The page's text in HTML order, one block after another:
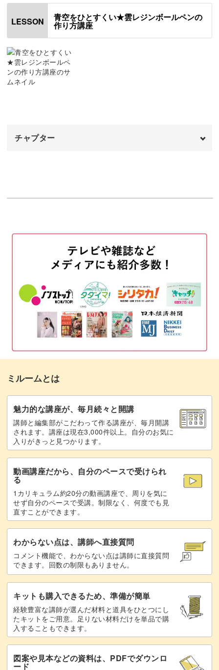
LESSON 青空をひとすくい★雲レジンボールペンの
作り方講座
チャプター
レジンに雲を入れる
着色したレジンを入れる
レジンとボールペンを接着する準備をする 17:26
レジンとボールペンを接着する
コーティングレジン液を塗布する
完成♪ 26:17
ミルームとは
魅力的な講座が、毎月続々と開講
講師と編集部がこだわって作る講座が、毎月開講
されます。講座は現在3,000件以上。自分のお気に
入りがきっと見つかります。
動画講座だから、自分のペースで受けられ
る
1カリキュラム約20分の動画講座で、周りを気に
せず自分のペースで受講。制限なく、何度でも見
直すことができます。
わからない点は、講師へ直接質問
コメント機能で、わからない点は講師に直接質問
できます。回数の制限もありません。
キットも購入できるため、準備が簡単
経験豊富な講師が選んだ材料と道具をひとつにし
たキットをご用意。足りない材料だけを単品で購
入することもできます。
図案や見本などの資料は、PDFでダウンロ
ード